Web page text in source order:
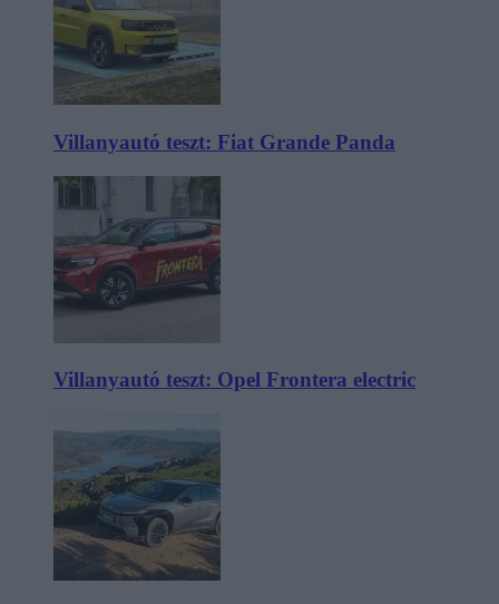
Villanyautó teszt: Fiat Grande Panda
Villanyautó teszt: Opel Frontera electric